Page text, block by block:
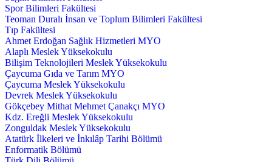
Spor Bilimleri Fakültesi
Teoman Duralı İnsan ve Toplum Bilimleri Fakültesi
Tıp Fakültesi
Ahmet Erdoğan Sağlık Hizmetleri MYO
Alaplı Meslek Yüksekokulu
Bilişim Teknolojileri Meslek Yüksekokulu
Çaycuma Gıda ve Tarım MYO
Çaycuma Meslek Yüksekokulu
Devrek Meslek Yüksekokulu
Gökçebey Mithat Mehmet Çanakçı MYO
Kdz. Ereğli Meslek Yüksekokulu
Zonguldak Meslek Yüksekokulu
Atatürk İlkeleri ve İnkılâp Tarihi Bölümü
Enformatik Bölümü